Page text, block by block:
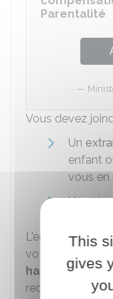
Parentalité
Vous devez
Un
enfant
vous en
Un
L'ensemble des
votre
maison
handicapées
recommandée
This
gives